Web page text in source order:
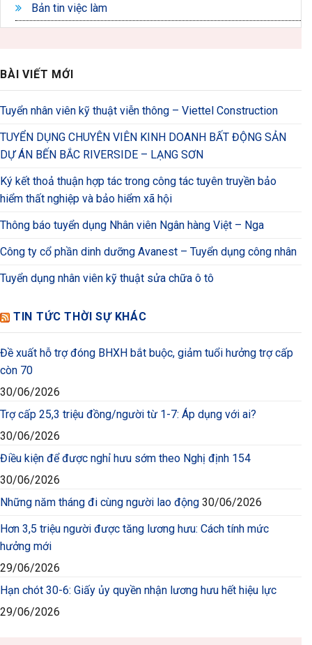
Bản tin việc làm
BÀI VIẾT MỚI
Tuyển nhân viên kỹ thuật viễn thông – Viettel Construction
TUYỂN DỤNG CHUYÊN VIÊN KINH DOANH BẤT ĐỘNG SẢN
DỰ ÁN BẾN BẮC RIVERSIDE – LẠNG SƠN
Ký kết thoả thuận hợp tác trong công tác tuyên truyền bảo
hiểm thất nghiệp và bảo hiểm xã hội
Thông báo tuyển dụng Nhân viên Ngân hàng Việt – Nga
Công ty cổ phần dinh dưỡng Avanest – Tuyển dụng công nhân
Tuyển dụng nhân viên kỹ thuật sửa chữa ô tô
TIN TỨC THỜI SỰ KHÁC
Đề xuất hỗ trợ đóng BHXH bắt buộc, giảm tuổi hưởng trợ cấp
còn 70
30/06/2026
Trợ cấp 25,3 triệu đồng/người từ 1-7: Áp dụng với ai?
30/06/2026
Điều kiện để được nghỉ hưu sớm theo Nghị định 154
30/06/2026
Những năm tháng đi cùng người lao động 30/06/2026
Hơn 3,5 triệu người được tăng lương hưu: Cách tính mức
hưởng mới
29/06/2026
Hạn chót 30-6: Giấy ủy quyền nhận lương hưu hết hiệu lực
29/06/2026